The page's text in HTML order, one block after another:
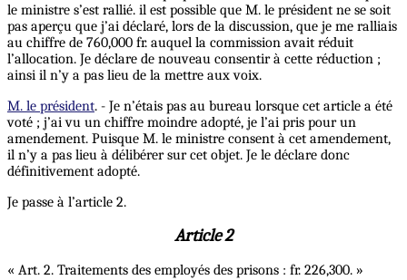
le ministre s’est rallié. il est possible que M. le président ne se soit
pas aperçu que j’ai déclaré, lors de la discussion, que je me ralliais
au chiffre de 760,000 fr. auquel la commission avait réduit
l’allocation. Je déclare de nouveau consentir à cette réduction ;
ainsi il n’y a pas lieu de la mettre aux voix.
M. le président. - Je n’étais pas au bureau lorsque cet article a été
voté ; j’ai vu un chiffre moindre adopté, je l’ai pris pour un
amendement. Puisque M. le ministre consent à cet amendement,
il n’y a pas lieu à délibérer sur cet objet. Je le déclare donc
définitivement adopté.
Je passe à l’article 2.
Article 2
« Art. 2. Traitements des employés des prisons : fr. 226,300. »